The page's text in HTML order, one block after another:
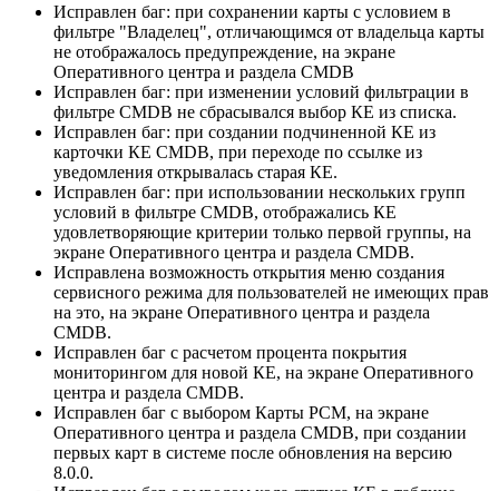
Исправлен баг: при сохранении карты с условием в
фильтре "Владелец", отличающимся от владельца карты
не отображалось предупреждение, на экране
Оперативного центра и раздела CMDB
Исправлен баг: при изменении условий фильтрации в
фильтре CMDB не сбрасывался выбор КЕ из списка.
Исправлен баг: при создании подчиненной КЕ из
карточки КЕ CMDB, при переходе по ссылке из
уведомления открывалась старая КЕ.
Исправлен баг: при использовании нескольких групп
условий в фильтре CMDB, отображались КЕ
удовлетворяющие критерии только первой группы, на
экране Оперативного центра и раздела CMDB.
Исправлена возможность открытия меню создания
сервисного режима для пользователей не имеющих прав
на это, на экране Оперативного центра и раздела
CMDB.
Исправлен баг с расчетом процента покрытия
мониторингом для новой КЕ, на экране Оперативного
центра и раздела CMDB.
Исправлен баг с выбором Карты РСМ, на экране
Оперативного центра и раздела CMDB, при создании
первых карт в системе после обновления на версию
8.0.0.